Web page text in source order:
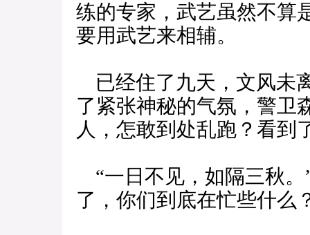
练的专家，武艺虽然不算
要用武艺来相辅。
已经住了九天，文风未
了紧张神秘的气氛，警卫
人，怎敢到处乱跑？看到
“一日不见，如隔三秋。
了，你们到底在忙些什么